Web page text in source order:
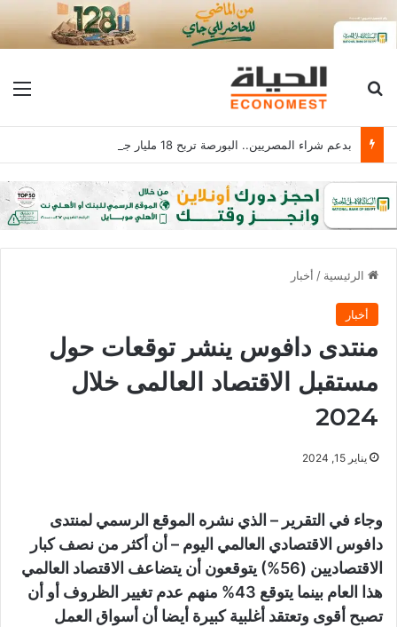
بحث عن
الرئيسية / أخبار
أخبار
منتدى دافوس ينشر توقعات حول
مستقبل الاقتصاد العالمى خلال
2024
يناير 15, 2024
وجاء في التقرير – الذي نشره الموقع الرسمي لمنتدى
دافوس الاقتصادي العالمي اليوم – أن أكثر من نصف كبار
الاقتصاديين (56%) يتوقعون أن يتضاعف الاقتصاد العالمي
هذا العام بينما يتوقع 43% منهم عدم تغيير الظروف أو أن
تصبح أقوى وتعتقد أغلبية كبيرة أيضا أن أسواق العمل